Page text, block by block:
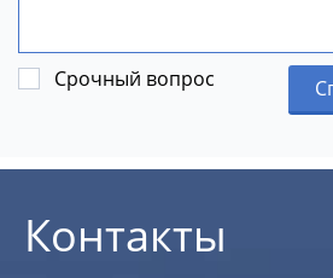
Срочный вопрос
Контакты